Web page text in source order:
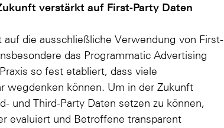
verstärkt auf First-Party Daten
die ausschließliche Verwendung von First-
das Programmatic Advertising
so fest etabliert, dass viele
wegdenken können. Um in der Zukunft
und Third-Party Daten setzen zu können,
evaluiert und Betroffene transparent